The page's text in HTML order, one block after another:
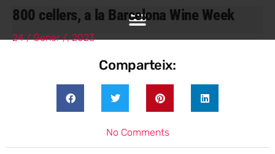
800 cellers, a la Barcelona Wine Week
24 / Gener /, 2023
Comparteix:
No Comments